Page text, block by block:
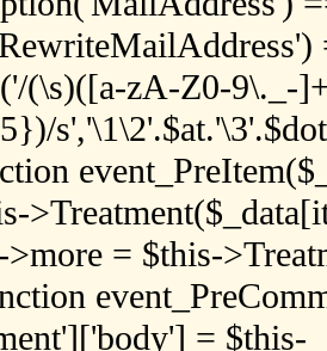
(\s)([a-zA-Z0-9\._-
= $this-
= $this-